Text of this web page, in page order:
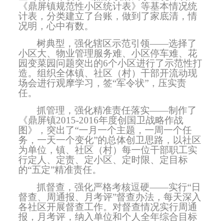
《鼎屏镇规范性小区统计表》等基本情况统
计表，分类建立了台账，做到了家底清，情
况明，心中有数。
树典型，强化辖区示范引领——选择了
小区大、物业管理服务难、小区停车难、花
园变菜园问题突出的6个小区进行了示范性打
造。组织全体镇、社区（村）干部开流动现
场会进行观摩学习，签“军令状”，压实责
任。
抓管理，强化精准责任落实——制作了
《鼎屏镇2015-2016年度创国卫战略作战
图》，突出了“一月一个主题，一周一个任
务，一天一个变化”的总体创卫思路，以社区
为单位，镇、社区（村）每一位干部职工实
行定人、定责、定小区、定时限、定目标
的“五定”精准责任。
抓督查，强化严格考核逗硬——实行“日
督查、周通报、月考评”督查办法，每天深入
各社区开展督查工作。对督查情况实行周通
报，月考评，纳入单位和个人全年综合目标